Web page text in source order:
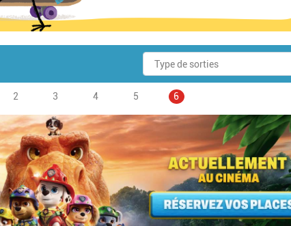
Pagination
Page
2 Page
3 Page
4 Page
5
Page
6